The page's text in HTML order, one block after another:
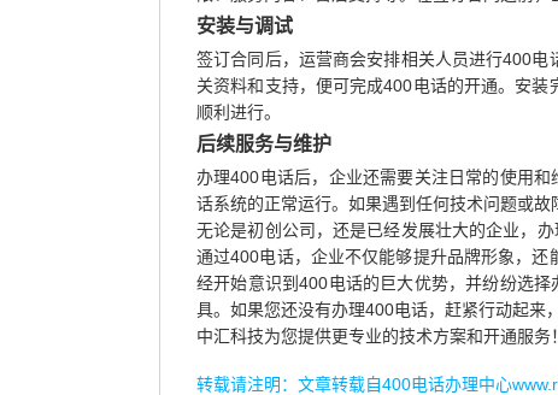
安装与调试
签订合同后，运营商会安排相关人员进行400
关资料和支持，便可完成400电话的开通。安
顺利进行。
后续服务与维护
办理400电话后，企业还需要关注日常的使用
话系统的正常运行。如果遇到任何技术问题或故
无论是初创公司，还是已经发展壮大的企业，
通过400电话，企业不仅能够提升品牌形象，
经开始意识到400电话的巨大优势，并纷纷选
具。如果您还没有办理400电话，赶紧行动起来
中汇科技为您提供更专业的技术方案和开通服务！
转载请注明：文章转载自400电话办理中心